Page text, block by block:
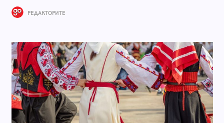
РЕДАКТОРИТЕ